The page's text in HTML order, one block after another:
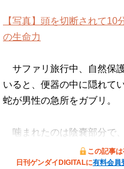
【写真】頭を切断されて
の生命力
サファリ旅行中、自然保
いると、便器の中に隠れて
蛇が男性の急所をガブリ。
噛まれたのは陰嚢部分で
この記事は
日刊ゲンダイDIGITALに有料会員